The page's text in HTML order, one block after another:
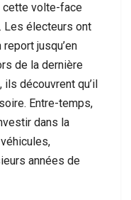
cette volte-face
Les électeurs ont
jusqu’en
de la dernière
ils découvrent qu’il
Entre-temps,
dans la
années de